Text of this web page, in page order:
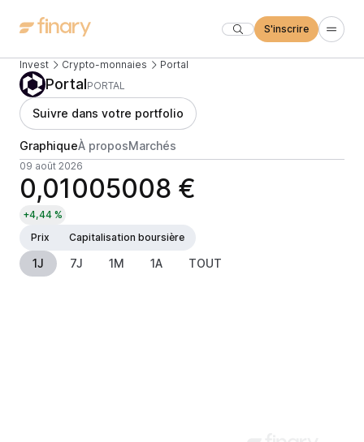
S'inscrire
Invest Crypto-monnaies Portal
PortalPORTAL
Suivre dans votre portfolio
GraphiqueÀ proposMarchés
09 août 2026
0,01005008 €
+4,44 %
Prix
Capitalisation boursière
1J 7J 1M 1A TOUT